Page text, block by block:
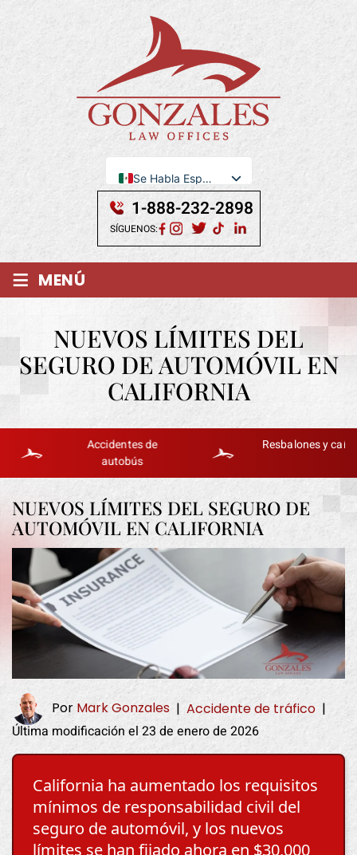
Se Habla Español
English
1-888-232-2898
SÍGUENOS:
≡ MENÚ
NUEVOS LÍMITES DEL
SEGURO DE AUTOMÓVIL EN
CALIFORNIA
Accidentes de
autobús
Resbalones y caídas
NUEVOS LÍMITES DEL SEGURO DE
AUTOMÓVIL EN CALIFORNIA
Por Mark Gonzales | Accidente de tráfico |
Última modificación el 23 de enero de 2026
California ha aumentado los requisitos
mínimos de responsabilidad civil del
seguro de automóvil, y los nuevos
límites se han fijado ahora en $30,000